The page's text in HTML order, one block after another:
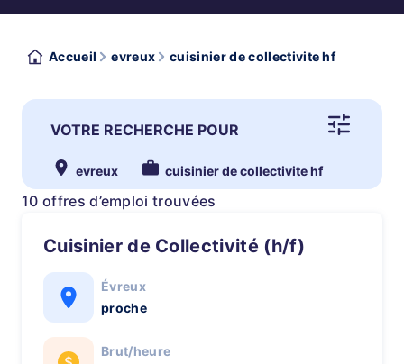
Accueil evreux cuisinier de collectivite hf
VOTRE RECHERCHE POUR
evreux cuisinier de collectivite hf
10 offres d’emploi trouvées
Cuisinier de Collectivité (h/f)
Évreux
proche
Brut/heure